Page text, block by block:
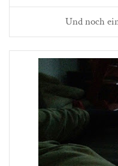
Und noch